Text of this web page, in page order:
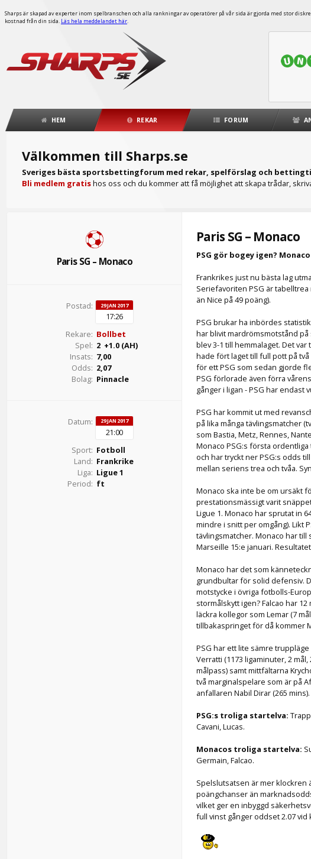
Sharps är skapad av experter inom spelbranschen och alla rankningar av operatörer på vår sida är gjorda med stor
kostnad från din sida. Läs hela meddelandet här.
HEM REKAR FORUM
Välkommen till Sharps.se
Sveriges bästa sportsbettingforum med rekar, spelförslag och
Bli medlem gratishos oss och du kommer att få möjlighet att skapa trådar,
Paris SG – Monaco
PSG gör bogey igen?
Frankrikes just nu bästa lag
Seriefavoriten PSG är
än Nice på 49 poäng).
PSG brukar ha inbördes
har blivit mardrömsmotstånd
blev 3-1 till hemmalaget. Det
hade fört laget till full pott på
för ett PSG som sedan gjorde
PSG förlorade även förra
gånger i ligan - PSG har endast
PSG har kommit ut med
på lika många tävlingsmatcher
som Bastia, Metz, Rennes,
Monaco PSG:s första
och har tryckt ner PSG:s odds
mellan seriens trea och tvåa.
Monaco ska inte be om ursäkt
prestationsmässigt varit
Ligue 1. Monaco har sprutat in
mindre i snitt per omgång). Likt
tävlingsmatcher. Monaco har
Marseille 15:e januari.
Monaco har det som
grundbultar för solid defensiv.
motstycke i övriga fotbolls-
stormålskytt igen? Falcao har
läckra kollegor som Lemar (7
tillbakaspringet för då kommer
PSG har ett lite sämre
Verratti (1173 ligaminuter, 2
målpass) samt mittfältarna
två marginalspelare som är på
anfallaren Nabil Dirar (265 mins).
PSG:s troliga startelva:
Cavani, Lucas.
Monacos troliga startelva:
Germain, Falcao.
Spelslutsatsen är mer klockren
poängchanser än
vilket ger en inbyggd
full vinst gånger oddset 2.07 vid
Paris SG – Monaco
Postad: 29 JAN 2017
17:26
Rekare: Bollbet
Spel: 2 +1.0 (AH)
Insats: 7,00
Odds: 2,07
Bolag: Pinnacle
Datum: 29 JAN 2017
21:00
Sport: Fotboll
Land: Frankrike
Liga: Ligue 1
Period: ft